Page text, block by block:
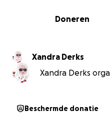
0% complete
Doneren
Xandra Derks
Xandra Derks
Beschermde donatie